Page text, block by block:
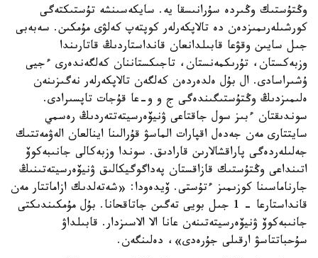
وڭتۇستىك وڭىردە سۇرانىسقا يە. سايكەسىنشە تۇستىكتەگى
كورشىلەرىمىزدەن دە تالاپكەرلەر كوپتەپ كەلۋى مۇمكىن. سەبەبى
جىل سايىن وقۋعا قابىلدانعان قانداستاردىڭ قاتارىندا
وزبەكستان، تۇرىكمەنستان، تاجىكستاننان كەلگەندەرى ءجيى
ۇشىراسادى. ال بۇل ەلدەردەن كەلگەن تالاپكەرلەر نەگىزىنەن
ەلىمىزدىڭ وڭتۇستىگىندەگى ج و و-عا قۇجات تاپسىرادى.
سوندىقتان ءبىز سول جاقتاعى ۋنيۆەرسيتەتتەردىڭ رەسمي
سايتتارى مەن جەدەل اقپارات الماسۋ قۇرالىنا اينالعان الەۋمەتتىك
جەلىلەردەگى پاراقشالارىن قارادىق. سوندا وزبەكالى جانىبەكوۆ
اتىنداعى وڭتۇستىك قازاقستان پەداگوگيكالىق ۋنيۆەرسيتەتىنىڭ
جارناماسىنا كوزىمىز ءتۇستى. ۆيدەودا: «شەتەلدىك ازاماتتار مەن
قانداستارعا - 1 جىل بويى تەگىن جاتاقحانا. بۇل مۇمكىندىكتى
جانىبەكوۆ ۋنيۆەرسيتەتىنەن عانا الا الاسىزدار. قابىلداۋ
سۇحباتتاسۋ ارقىلى جۇرەدى»، دەلىنگەن.